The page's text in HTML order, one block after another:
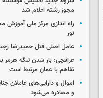
مجوز رشته اعلام شد
راه اندازی مرکز ملی آموزش
نور
عامل اصلی قتل حمیدرضا
عراقچی: باز شدن تنگه هرمز
تفاهم با عمان مرتبط است
اموال و دارایی‌های عاملان
و مصادره می‌شود